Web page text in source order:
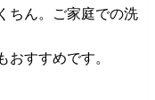
ちん。ご家庭での洗
すすめです。